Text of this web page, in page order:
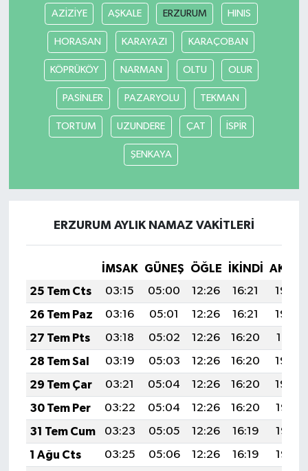
AZİZİYE AŞKALE ERZURUM HINIS
HORASAN KARAYAZI KARAÇOBAN
KÖPRÜKÖY NARMAN OLTU OLUR
PASİNLER PAZARYOLU TEKMAN
TORTUM UZUNDERE ÇAT İSPİR
ŞENKAYA
ERZURUM AYLIK NAMAZ VAKITLERI
İMSAK GÜNEŞ ÖĞLE İKINDI
25 Tem Cts
03:15 05:00 12:26 16:21
19:43
26 Tem Paz
03:16 05:01 12:26 16:21
19:42
27 Tem Pts
03:18 05:02 12:26 16:20
19:41
28 Tem Sal
03:19 05:03 12:26 16:20
19:40
29 Tem Çar
03:21 05:04 12:26 16:20
19:39
30 Tem Per
03:22 05:04 12:26 16:20
19:38
31 Tem Cum
03:23 05:05 12:26 16:19
19:37
1 Ağu Cts
03:25 05:06 12:26 16:19
19:36
SEÇİM 2011
ÜÇÜNCÜ SAYFA
BİLİMNET
Yemek
KİM KİMDİR
KİTAP
HEDEF2020
OTOMOBİL
MİZAH
TARİH